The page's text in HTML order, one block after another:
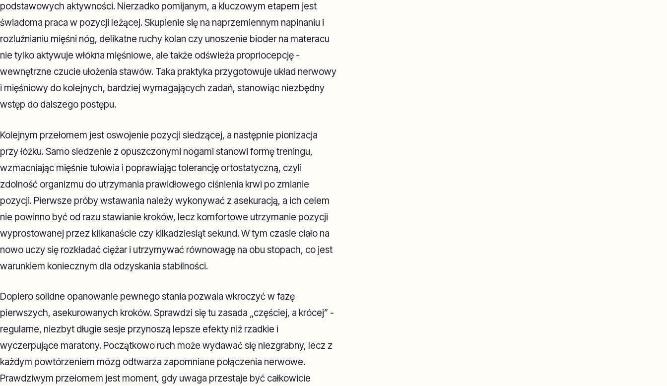
podstawowych aktywności. Nierzadko pomijanym, a kluczowym etapem jest
świadoma praca w pozycji leżącej. Skupienie się na naprzemiennym napinaniu i
rozluźnianiu mięśni nóg, delikatne ruchy kolan czy unoszenie bioder na materacu
nie tylko aktywuje włókna mięśniowe, ale także odświeża propriocepcję -
wewnętrzne czucie ułożenia stawów. Taka praktyka przygotowuje układ nerwowy
i mięśniowy do kolejnych, bardziej wymagających zadań, stanowiąc niezbędny
wstęp do dalszego postępu.
Kolejnym przełomem jest oswojenie pozycji siedzącej, a następnie pionizacja
przy łóżku. Samo siedzenie z opuszczonymi nogami stanowi formę treningu,
wzmacniając mięśnie tułowia i poprawiając tolerancję ortostatyczną, czyli
zdolność organizmu do utrzymania prawidłowego ciśnienia krwi po zmianie
pozycji. Pierwsze próby wstawania należy wykonywać z asekuracją, a ich celem
nie powinno być od razu stawianie kroków, lecz komfortowe utrzymanie pozycji
wyprostowanej przez kilkanaście czy kilkadziesiąt sekund. W tym czasie ciało na
nowo uczy się rozkładać ciężar i utrzymywać równowagę na obu stopach, co jest
warunkiem koniecznym dla odzyskania stabilności.
Dopiero solidne opanowanie pewnego stania pozwala wkroczyć w fazę
pierwszych, asekurowanych kroków. Sprawdzi się tu zasada „częściej, a krócej” -
regularne, niezbyt długie sesje przynoszą lepsze efekty niż rzadkie i
wyczerpujące maratony. Początkowo ruch może wydawać się niezgrabny, lecz z
każdym powtórzeniem mózg odtwarza zapomniane połączenia nerwowe.
Prawdziwym przełomem jest moment, gdy uwaga przestaje być całkowicie